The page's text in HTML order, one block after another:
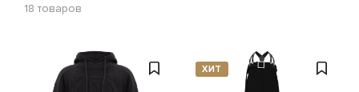
18 товаров
ХИТ